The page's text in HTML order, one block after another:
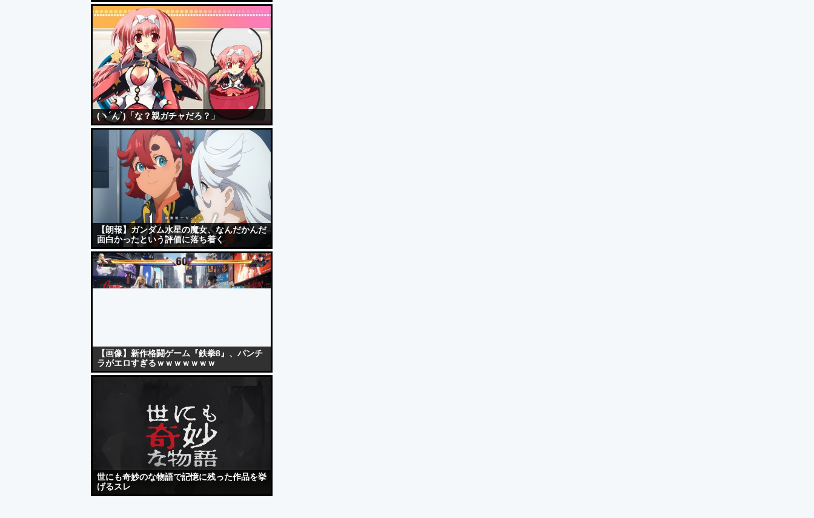
(ヽ´ん`)「な？親ガチャだろ？」
【朗報】ガンダム水星の魔女、なんだかんだ
面白かったという評価に落ち着く
【画像】新作格闘ゲーム『鉄拳8』、パンチ
ラがエロすぎるｗｗｗｗｗｗｗ
世にも奇妙のな物語で記憶に残った作品を挙
げるスレ